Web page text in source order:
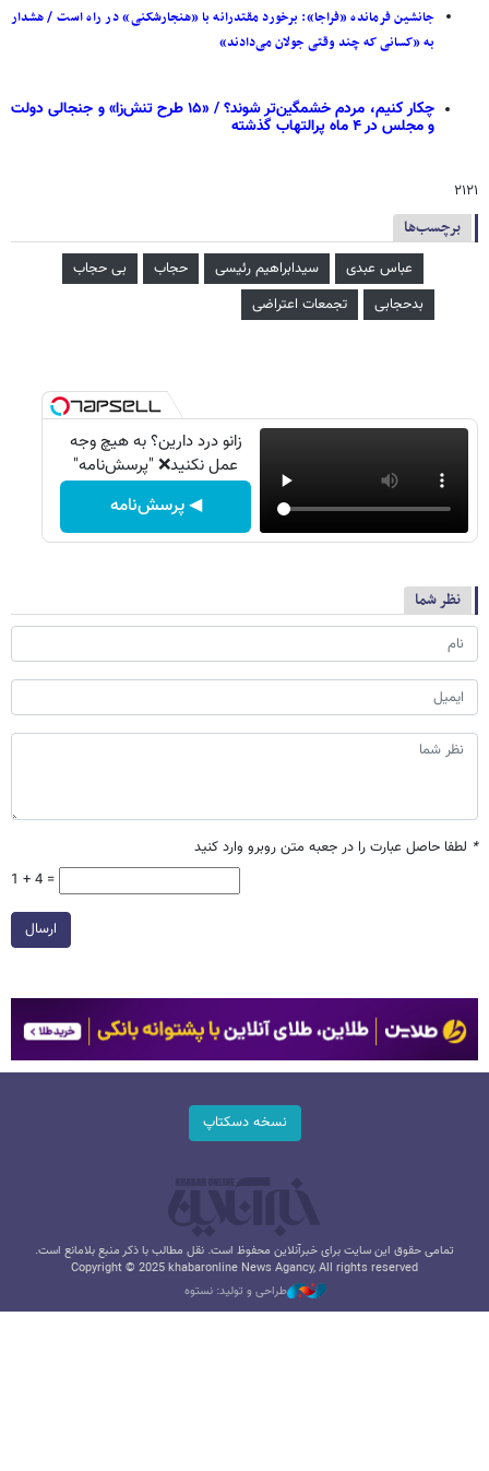
جانشین فرمانده «فراجا»: برخورد مقتدرانه با «هنجارشکنی» در راه است / هشدار
به «کسانی که چند وقتی جولان می‌دادند»
چکار کنیم، مردم خشمگین‌تر شوند؟ / «۱۵ طرح تنش‌زا» و جنجالی دولت
و مجلس در ۴ ماه پرالتهاب گذشته
۲۱۲۱
برچسب‌ها
عباس عبدی سیدابراهیم رئیسی حجاب
بی حجاب
بدحجابی
تجمعات اعتراضی
زانو درد دارین؟ به هیچ وجه
عمل نکنید❌ "پرسش‌نامه"
◀ پرسش‌نامه
نظر شما
* لطفا حاصل عبارت را در جعبه متن روبرو وارد کنید
1 + 4 =
ارسال
نسخه دسکتاپ
تمامی حقوق این سایت برای خبرآنلاین محفوظ است. نقل مطالب با ذکر منبع بلامانع است.
Copyright © 2025 khabaronline News Agancy, All rights reserved
طراحی و تولید: نستوه